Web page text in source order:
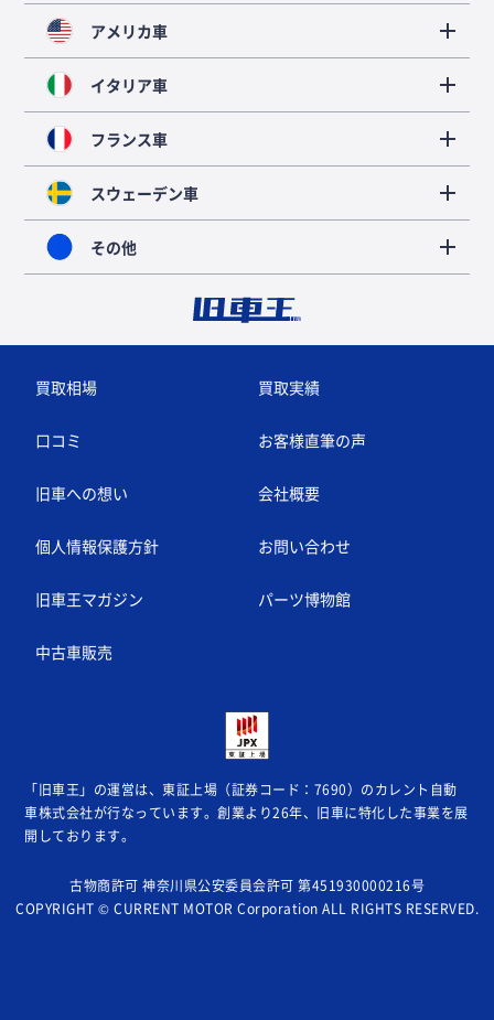
アメリカ車
イタリア車
フランス車
スウェーデン車
その他
買取相場 買取実績
口コミ お客様直筆の声
旧車への想い 会社概要
個人情報保護方針 お問い合わせ
旧車王マガジン パーツ博物館
中古車販売
「旧車王」の運営は、東証上場（証券コード：7690）のカレント自動
車株式会社が行なっています。創業より26年、旧車に特化した事業を展
開しております。
古物商許可 神奈川県公安委員会許可 第451930000216号
COPYRIGHT © CURRENT MOTOR Corporation ALL RIGHTS RESERVED.